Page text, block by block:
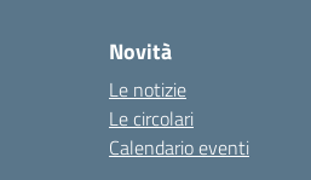
Novità
Le notizie
Le circolari
Calendario eventi